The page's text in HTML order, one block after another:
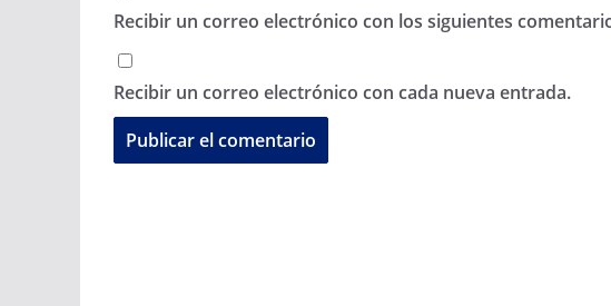
Recibir un correo electrónico con los siguientes
Recibir un correo electrónico con cada nueva entrada.